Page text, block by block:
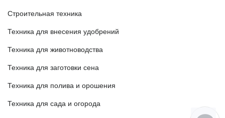
Строительная техника
Техника для внесения удобрений
Техника для животноводства
Техника для заготовки сена
Техника для полива и орошения
Техника для сада и огорода